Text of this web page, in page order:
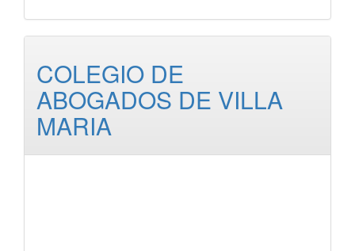
COLEGIO DE
ABOGADOS DE VILLA
MARIA